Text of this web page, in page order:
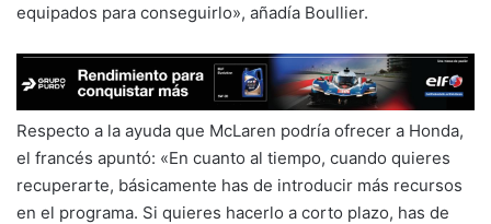
equipados para conseguirlo», añadía Boullier.
Respecto a la ayuda que McLaren podría ofrecer a Honda,
el francés apuntó: «En cuanto al tiempo, cuando quieres
recuperarte, básicamente has de introducir más recursos
en el programa. Si quieres hacerlo a corto plazo, has de